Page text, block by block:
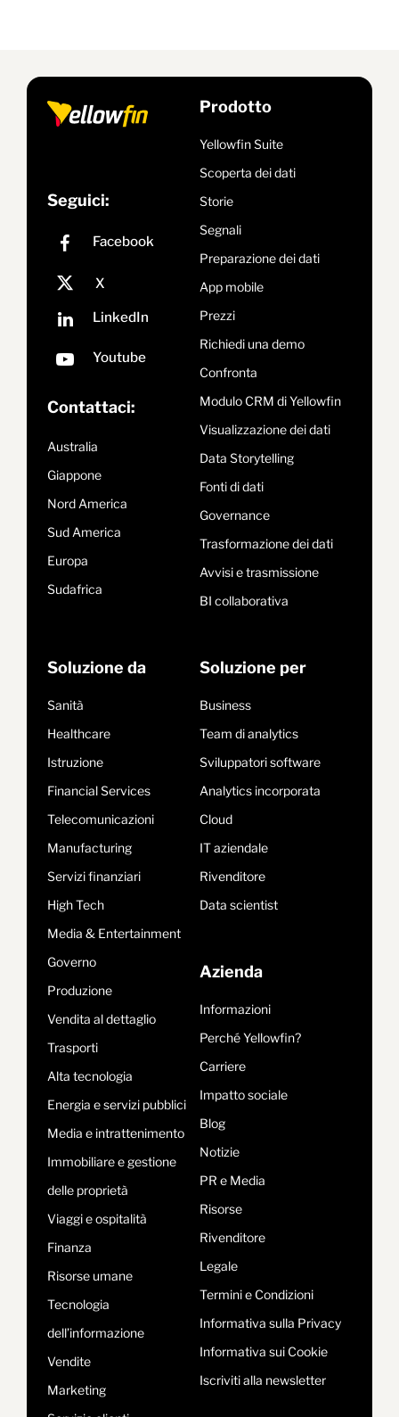
Seguici:
Contattaci:
Australia
Giappone
Nord America
Sud America
Europa
Sudafrica
Prodotto
Yellowfin Suite
Scoperta dei dati
Storie
Segnali
Preparazione dei dati
App mobile
Prezzi
Richiedi una demo
Confronta
Modulo CRM di Yellowfin
Visualizzazione dei dati
Data Storytelling
Fonti di dati
Governance
Trasformazione dei dati
Avvisi e trasmissione
BI collaborativa
Soluzione da
Sanità
Healthcare
Istruzione
Financial Services
Telecomunicazioni
Manufacturing
Servizi finanziari
High Tech
Media & Entertainment
Governo
Produzione
Vendita al dettaglio
Trasporti
Alta tecnologia
Energia e servizi pubblici
Media e intrattenimento
Immobiliare e gestione
delle proprietà
Viaggi e ospitalità
Finanza
Risorse umane
Tecnologia
dell’informazione
Vendite
Marketing
Soluzione per
Business
Team di analytics
Sviluppatori software
Analytics incorporata
Cloud
IT aziendale
Rivenditore
Data scientist
Azienda
Informazioni
Perché Yellowfin?
Carriere
Impatto sociale
Blog
Notizie
PR e Media
Risorse
Rivenditore
Legale
Termini e Condizioni
Informativa sulla Privacy
Informativa sui Cookie
Iscriviti alla newsletter